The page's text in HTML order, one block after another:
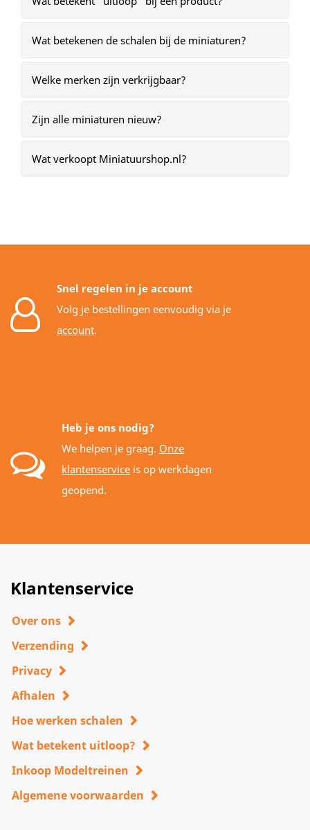
Wat betekenen de schalen bij de miniaturen?
Welke merken zijn verkrijgbaar?
Zijn alle miniaturen nieuw?
Wat verkoopt Miniatuurshop.nl?
Snel regelen in je account
Volg je bestellingen eenvoudig via je
account.
Heb je ons nodig?
We helpen je graag. Onze
klantenservice is op werkdagen
geopend.
Klantenservice
Over ons
Verzending
Privacy
Afhalen
Hoe werken schalen
Wat betekent uitloop?
Inkoop Modeltreinen
Algemene voorwaarden